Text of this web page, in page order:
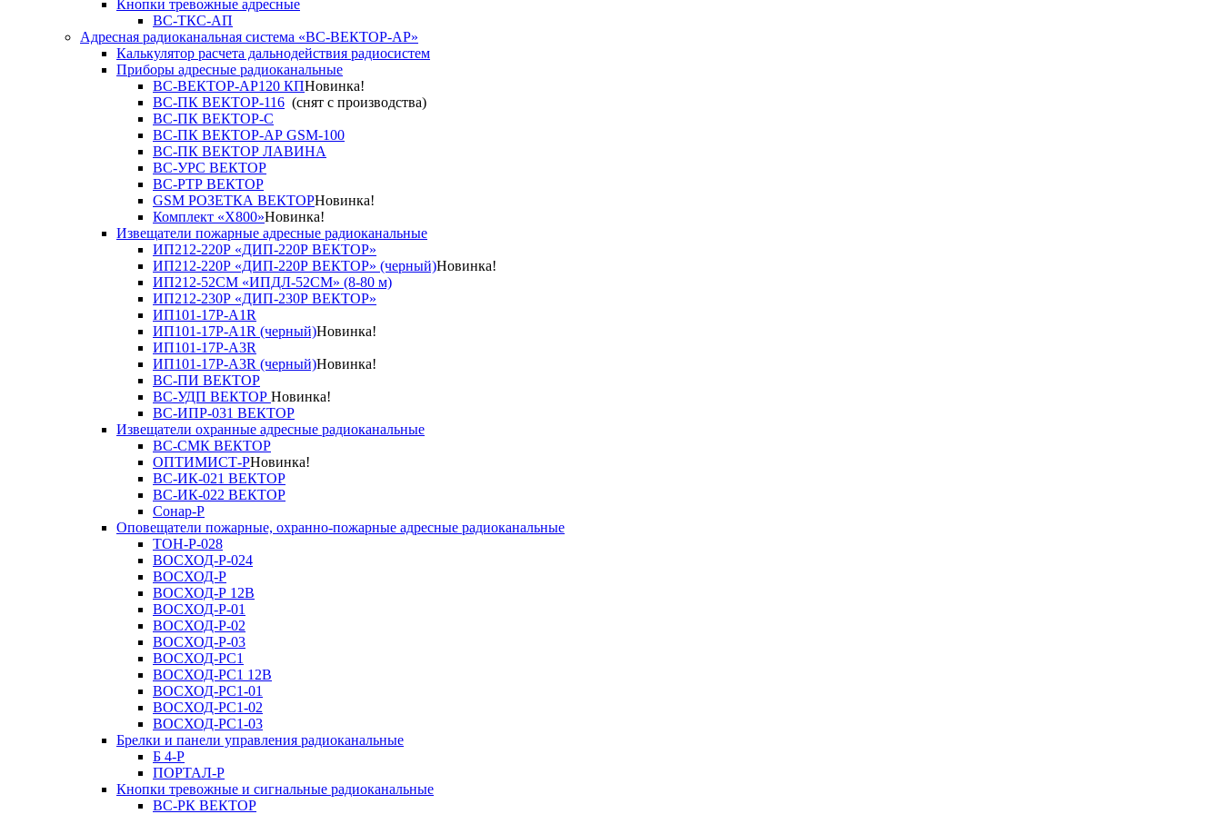
Кнопки тревожные адресные
ВС-ТКС-АП
Адресная радиоканальная система «ВС-ВЕКТОР-АР»
Калькулятор расчета дальнодействия радиосистем
Приборы адресные радиоканальные
ВС-ВЕКТОР-АР120 КПНовинка!
ВС-ПК ВЕКТОР-116 (снят с производства)
ВС-ПК ВЕКТОР-С
ВС-ПК ВЕКТОР-АР GSM-100
ВС-ПК ВЕКТОР ЛАВИНА
ВС-УРС ВЕКТОР
ВС-РТР ВЕКТОР
GSM РОЗЕТКА ВЕКТОРНовинка!
Комплект «X800»Новинка!
Извещатели пожарные адресные радиоканальные
ИП212-220Р «ДИП-220Р ВЕКТОР»
ИП212-220Р «ДИП-220Р ВЕКТОР» (черный)Новинка!
ИП212-52СМ «ИПДЛ-52СМ» (8-80 м)
ИП212-230Р «ДИП-230Р ВЕКТОР»
ИП101-17Р-A1R
ИП101-17Р-A1R (черный)Новинка!
ИП101-17Р-A3R
ИП101-17Р-A3R (черный)Новинка!
ВС-ПИ ВЕКТОР
ВС-УДП ВЕКТОР Новинка!
ВС-ИПР-031 ВЕКТОР
Извещатели охранные адресные радиоканальные
ВС-СМК ВЕКТОР
ОПТИМИСТ-РНовинка!
ВС-ИК-021 ВЕКТОР
ВС-ИК-022 ВЕКТОР
Сонар-Р
Оповещатели пожарные, охранно-пожарные адресные радиоканальные
ТОН-Р-028
ВОСХОД-Р-024
ВОСХОД-Р
ВОСХОД-Р 12В
ВОСХОД-Р-01
ВОСХОД-Р-02
ВОСХОД-Р-03
ВОСХОД-РС1
ВОСХОД-РС1 12В
ВОСХОД-РС1-01
ВОСХОД-РС1-02
ВОСХОД-РС1-03
Брелки и панели управления радиоканальные
Б 4-Р
ПОРТАЛ-Р
Кнопки тревожные и сигнальные радиоканальные
ВС-РК ВЕКТОР